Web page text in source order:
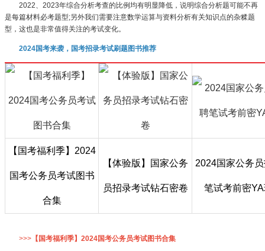
2022、2023年综合分析考查的比例均有明显降低，说明综合分析题可能不再
是每篇材料必考题型;另外我们需要注意数学运算与资料分析有关知识点的杂糅题
型，这也是非常值得关注的考试变化。
2024国考来袭，国考招录考试刷题图书推荐
【国考福利季】2024
国考公务员考试图书
合集
【体验版】国家公务
员招录考试钻石密卷
2024国家公务
笔试考前密
>>> 【国考福利季】2024国考公务员考试图书合集